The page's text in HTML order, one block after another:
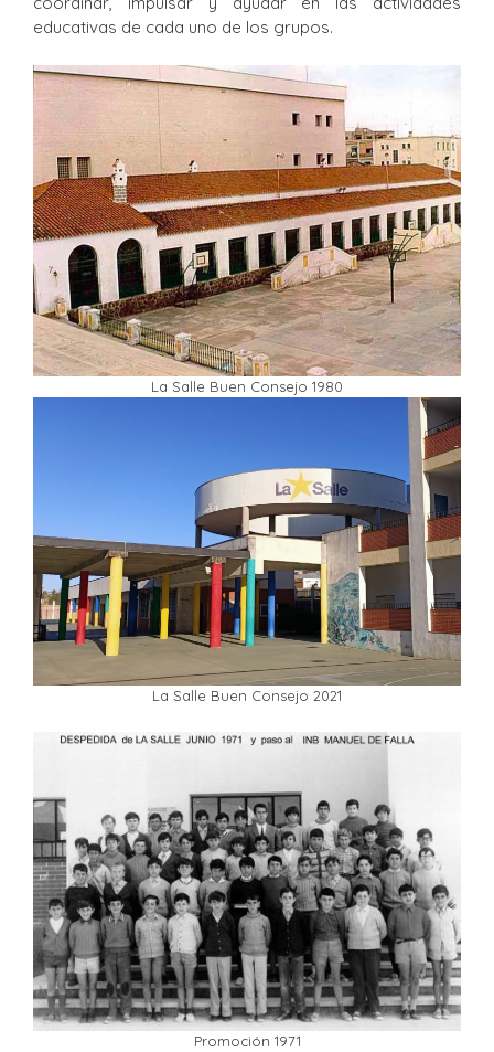
educativas de cada uno de los grupos.
La Salle Buen Consejo 1980
La Salle Buen Consejo 2021
Promoción 1971